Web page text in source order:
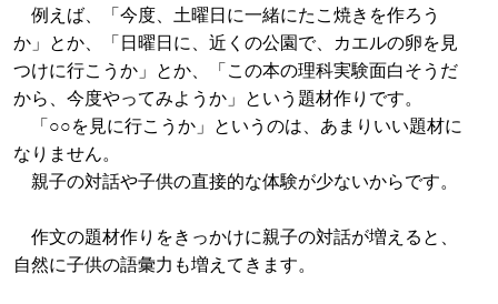
例えば、「今度、土曜日に一緒にたこ焼きを作ろう
か」とか、「日曜日に、近くの公園で、カエルの卵を見
つけに行こうか」とか、「この本の理科実験面白そうだ
から、今度やってみようか」という題材作りです。
「○○を見に行こうか」というのは、あまりいい題材に
なりません。
親子の対話や子供の直接的な体験が少ないからです。
作文の題材作りをきっかけに親子の対話が増えると、
自然に子供の語彙力も増えてきます。